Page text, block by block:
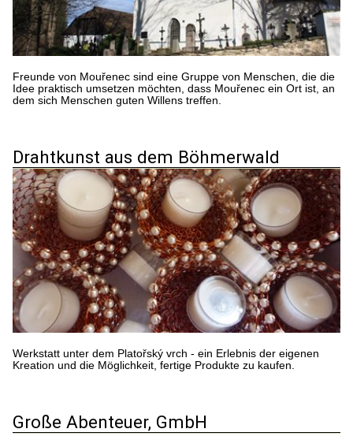
Freunde von Mouřenec sind eine Gruppe von Menschen, die die
Idee praktisch umsetzen möchten, dass Mouřenec ein Ort ist, an
dem sich Menschen guten Willens treffen.
Drahtkunst aus dem Böhmerwald
Werkstatt unter dem Platořský vrch - ein Erlebnis der eigenen
Kreation und die Möglichkeit, fertige Produkte zu kaufen.
Große Abenteuer, GmbH